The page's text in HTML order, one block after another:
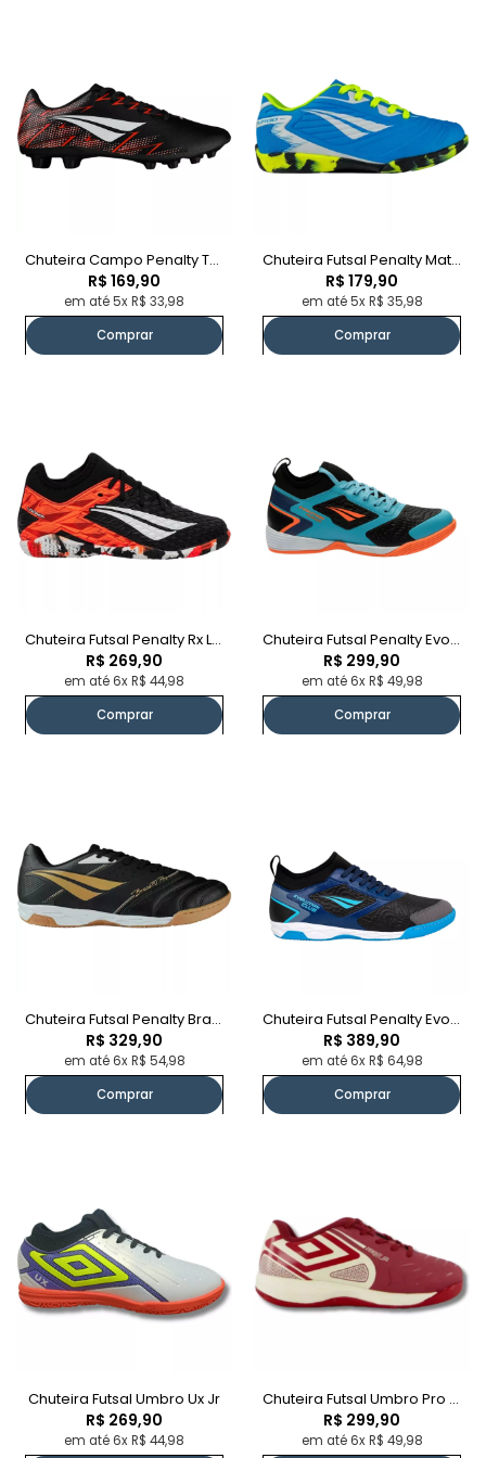
Chuteira Campo Penalty Tornado Y-2
R$ 169,90
em até 5x R$ 33,98
Comprar
Chuteira Futsal Penalty Matis Turbo
R$ 179,90
em até 5x R$ 35,98
Comprar
Chuteira Futsal Penalty Rx Locker
R$ 269,90
em até 6x R$ 44,98
Comprar
Chuteira Futsal Penalty Evolution Player
R$ 299,90
em até 6x R$ 49,98
Comprar
Chuteira Futsal Penalty Brasil Pro Y
R$ 329,90
em até 6x R$ 54,98
Comprar
Chuteira Futsal Penalty Evolution Club
R$ 389,90
em até 6x R$ 64,98
Comprar
Chuteira Futsal Umbro Ux Jr
R$ 269,90
em até 6x R$ 44,98
Chuteira Futsal Umbro Pro 5 Jr
R$ 299,90
em até 6x R$ 49,98